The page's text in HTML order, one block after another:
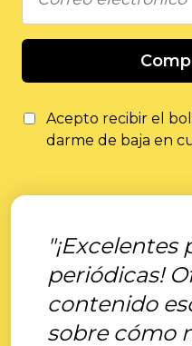
Acepto recibir el
darme de baja en
periódicas!
contenido
sobre cómo